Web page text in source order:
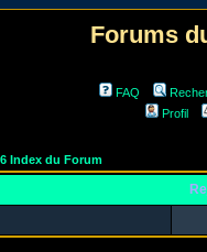
Forums
FAQ
Profil
Index du Forum